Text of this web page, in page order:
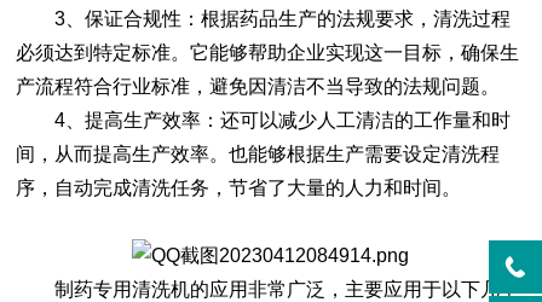
3、保证合规性：根据药品生产的法规要求，清洗过程
必须达到特定标准。它能够帮助企业实现这一目标，确保生
产流程符合行业标准，避免因清洁不当导致的法规问题。
4、提高生产效率：还可以减少人工清洁的工作量和时
间，从而提高生产效率。也能够根据生产需要设定清洗程
序，自动完成清洗任务，节省了大量的人力和时间。
制药专用清洗机的应用非常广泛，主要应用于以下几个